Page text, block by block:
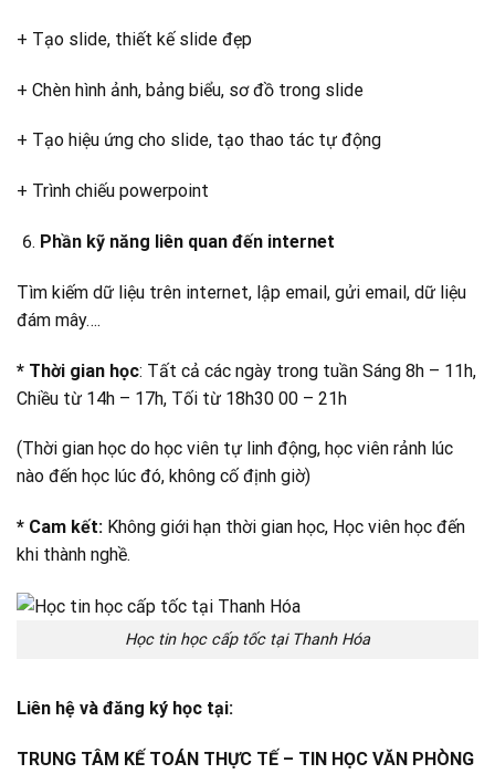
+ Tạo slide, thiết kế slide đẹp
+ Chèn hình ảnh, bảng biểu, sơ đồ trong slide
+ Tạo hiệu ứng cho slide, tạo thao tác tự động
+ Trình chiếu powerpoint
Phần kỹ năng liên quan đến internet
Tìm kiếm dữ liệu trên internet, lập email, gửi email, dữ liệu
đám mây….
* Thời gian học: Tất cả các ngày trong tuần Sáng 8h – 11h,
Chiều từ 14h – 17h, Tối từ 18h30 00 – 21h
(Thời gian học do học viên tự linh động, học viên rảnh lúc
nào đến học lúc đó, không cố định giờ)
* Cam kết: Không giới hạn thời gian học, Học viên học đến
khi thành nghề.
Học tin học cấp tốc tại Thanh Hóa
Liên hệ và đăng ký học tại:
TRUNG TÂM KẾ TOÁN THỰC TẾ – TIN HỌC VĂN PHÒNG